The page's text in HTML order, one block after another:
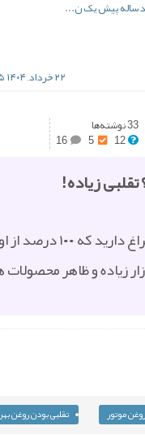
۲۲ خرداد, ۱۴۰۴ ۲۰:۰۵
33 نوشته‌ها
12
5
16
زیاده!
مطمئن باشید ؟
زیاده و ظاهر
موتور تقلبی بودن روغن